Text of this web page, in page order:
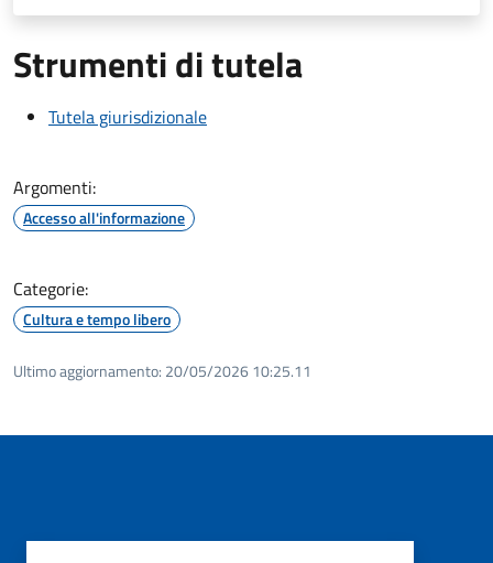
Strumenti di tutela
Tutela giurisdizionale
Argomenti:
Accesso all'informazione
Categorie:
Cultura e tempo libero
Ultimo aggiornamento: 20/05/2026 10:25.11